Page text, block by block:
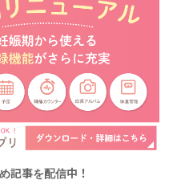
記事を配信中！